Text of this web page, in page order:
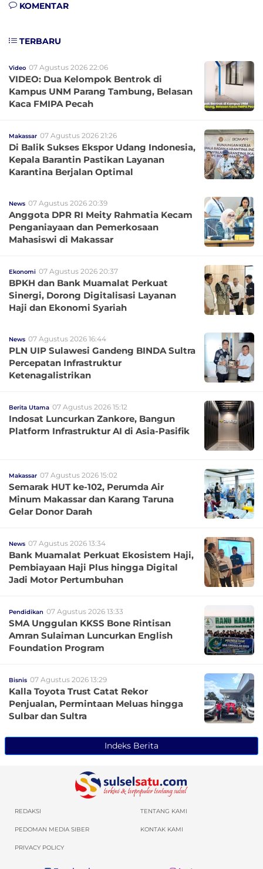
KOMENTAR
TERBARU
Video 07 Agustus 2026 22:06
VIDEO: Dua Kelompok Bentrok di
Kampus UNM Parang Tambung, Belasan
Kaca FMIPA Pecah
Makassar 07 Agustus 2026 21:26
Di Balik Sukses Ekspor Udang Indonesia,
Kepala Barantin Pastikan Layanan
Karantina Berjalan Optimal
News 07 Agustus 2026 20:39
Anggota DPR RI Meity Rahmatia Kecam
Penganiayaan dan Pemerkosaan
Mahasiswi di Makassar
Ekonomi 07 Agustus 2026 20:37
BPKH dan Bank Muamalat Perkuat
Sinergi, Dorong Digitalisasi Layanan
Haji dan Ekonomi Syariah
News 07 Agustus 2026 16:44
PLN UIP Sulawesi Gandeng BINDA Sultra
Percepatan Infrastruktur
Ketenagalistrikan
Berita Utama 07 Agustus 2026 15:12
Indosat Luncurkan Zankore, Bangun
Platform Infrastruktur AI di Asia-Pasifik
Makassar 07 Agustus 2026 15:02
Semarak HUT ke-102, Perumda Air
Minum Makassar dan Karang Taruna
Gelar Donor Darah
News 07 Agustus 2026 13:34
Bank Muamalat Perkuat Ekosistem Haji,
Pembiayaan Haji Plus hingga Digital
Jadi Motor Pertumbuhan
Pendidikan 07 Agustus 2026 13:33
SMA Unggulan KKSS Bone Rintisan
Amran Sulaiman Luncurkan English
Foundation Program
Bisnis 07 Agustus 2026 13:29
Kalla Toyota Trust Catat Rekor
Penjualan, Permintaan Meluas hingga
Sulbar dan Sultra
Indeks Berita
REDAKSI TENTANG KAMI
PEDOMAN MEDIA SIBER KONTAK KAMI
PRIVACY POLICY